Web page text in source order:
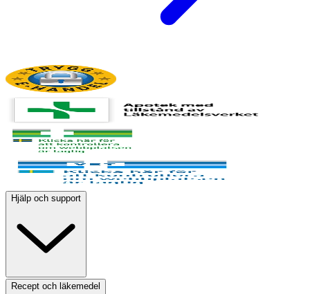
Hjälp och support
Recept och läkemedel